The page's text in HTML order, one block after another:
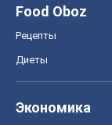
Food Oboz
Рецепты
Диеты
Экономика